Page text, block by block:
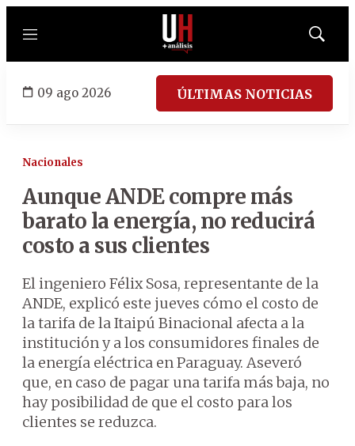
Menú
Mostrar
09 ago 2026 ÚLTIMAS NOTICIAS
Nacionales
Aunque ANDE compre más
barato la energía, no reducirá
costo a sus clientes
El ingeniero Félix Sosa, representante de la
ANDE, explicó este jueves cómo el costo de
la tarifa de la Itaipú Binacional afecta a la
institución y a los consumidores finales de
la energía eléctrica en Paraguay. Aseveró
que, en caso de pagar una tarifa más baja, no
hay posibilidad de que el costo para los
clientes se reduzca.